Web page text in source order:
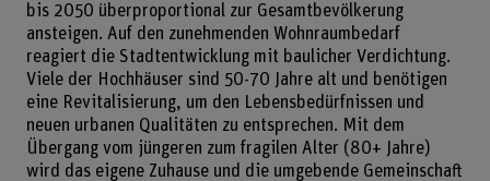
bis 2050 überproportional zur Gesamtbevölkerung
ansteigen. Auf den zunehmenden Wohnraumbedarf
reagiert die Stadtentwicklung mit baulicher Verdichtung.
Viele der Hochhäuser sind 50-70 Jahre alt und benötigen
eine Revitalisierung, um den Lebensbedürfnissen und
neuen urbanen Qualitäten zu entsprechen. Mit dem
Übergang vom jüngeren zum fragilen Alter (80+ Jahre)
wird das eigene Zuhause und die umgebende Gemeinschaft